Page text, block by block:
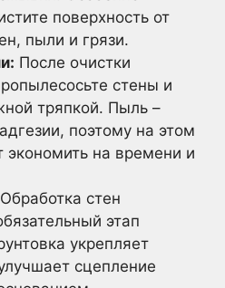
поверхность от
пыли и грязи.
После очистки
стены и
тряпкой. Пыль –
поэтому на этом
экономить на времени и
Обработка стен
этап
укрепляет
сцепление